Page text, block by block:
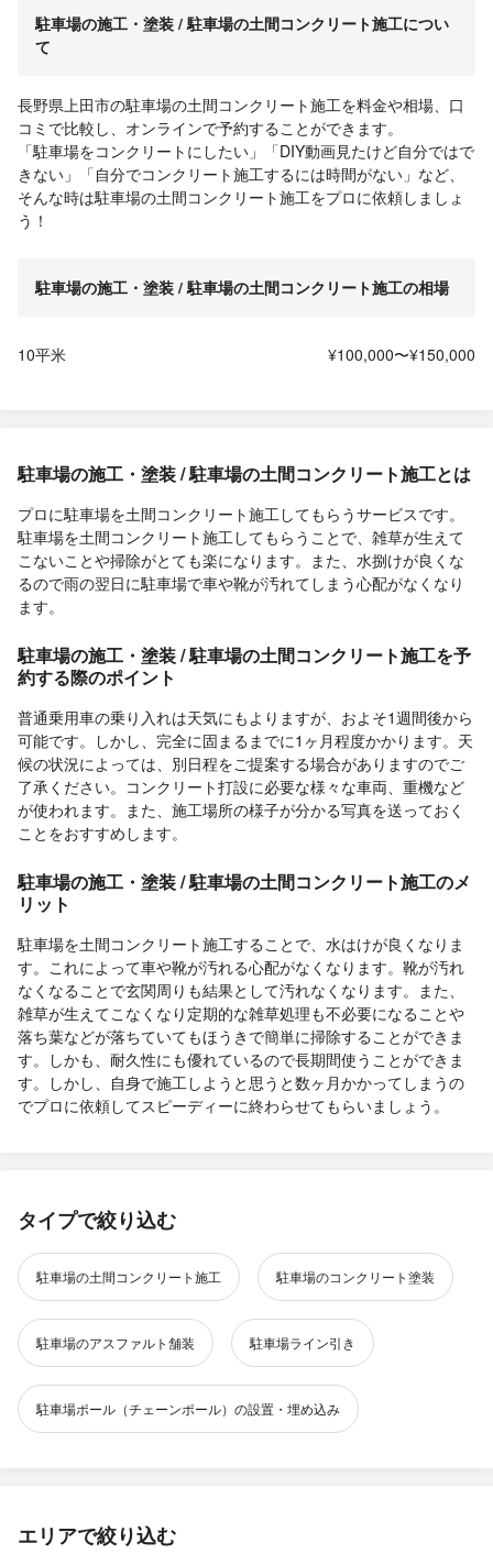
駐車場の施工・塗装 / 駐車場の土間コンクリート施工につい
て
長野県上田市の駐車場の土間コンクリート施工を料金や相場、口
コミで比較し、オンラインで予約することができます。
「駐車場をコンクリートにしたい」「DIY動画見たけど自分ではで
きない」「自分でコンクリート施工するには時間がない」など、
そんな時は駐車場の土間コンクリート施工をプロに依頼しましょ
う！
駐車場の施工・塗装 / 駐車場の土間コンクリート施工の相場
10平米 ¥100,000〜¥150,000
駐車場の施工・塗装 / 駐車場の土間コンクリート施工とは
プロに駐車場を土間コンクリート施工してもらうサービスです。
駐車場を土間コンクリート施工してもらうことで、雑草が生えて
こないことや掃除がとても楽になります。また、水捌けが良くな
るので雨の翌日に駐車場で車や靴が汚れてしまう心配がなくなり
ます。
駐車場の施工・塗装 / 駐車場の土間コンクリート施工を予
約する際のポイント
普通乗用車の乗り入れは天気にもよりますが、およそ1週間後から
可能です。しかし、完全に固まるまでに1ヶ月程度かかります。天
候の状況によっては、別日程をご提案する場合がありますのでご
了承ください。コンクリート打設に必要な様々な車両、重機など
が使われます。また、施工場所の様子が分かる写真を送っておく
ことをおすすめします。
駐車場の施工・塗装 / 駐車場の土間コンクリート施工のメ
リット
駐車場を土間コンクリート施工することで、水はけが良くなりま
す。これによって車や靴が汚れる心配がなくなります。靴が汚れ
なくなることで玄関周りも結果として汚れなくなります。また、
雑草が生えてこなくなり定期的な雑草処理も不必要になることや
落ち葉などが落ちていてもほうきで簡単に掃除することができま
す。しかも、耐久性にも優れているので長期間使うことができま
す。しかし、自身で施工しようと思うと数ヶ月かかってしまうの
でプロに依頼してスピーディーに終わらせてもらいましょう。
タイプで絞り込む
駐車場の土間コンクリート施工 駐車場のコンクリート塗装
駐車場のアスファルト舗装 駐車場ライン引き
駐車場ポール（チェーンポール）の設置・埋め込み
エリアで絞り込む